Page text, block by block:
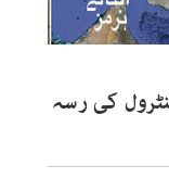
کی رسہ